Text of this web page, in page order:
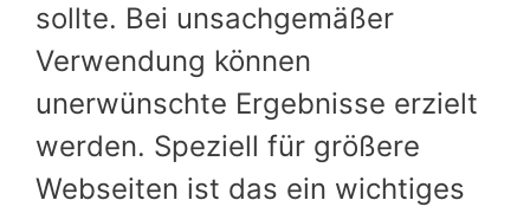
sollte. Bei unsachgemäßer
Verwendung können
unerwünschte Ergebnisse erzielt
werden. Speziell für größere
Webseiten ist das ein wichtiges